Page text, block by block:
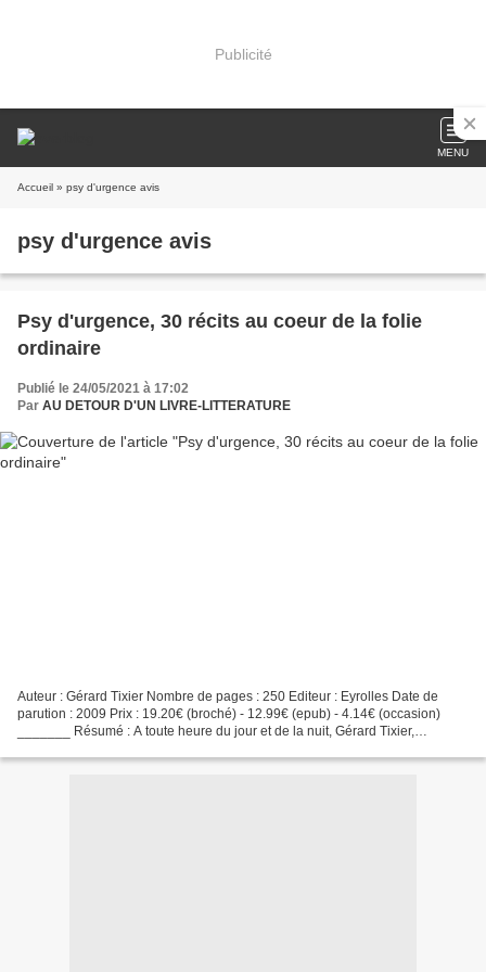
Publicité
MENU
Accueil » psy d'urgence avis
psy d'urgence avis
Psy d'urgence, 30 récits au coeur de la folie
ordinaire
Publié le 24/05/2021 à 17:02
Par AU DETOUR D'UN LIVRE-LITTERATURE
Auteur : Gérard Tixier Nombre de pages : 250 Editeur : Eyrolles Date de
parution : 2009 Prix : 19.20€ (broché) - 12.99€ (epub) - 4.14€ (occasion)
_______ Résumé : A toute heure du jour et de la nuit, Gérard Tixier,